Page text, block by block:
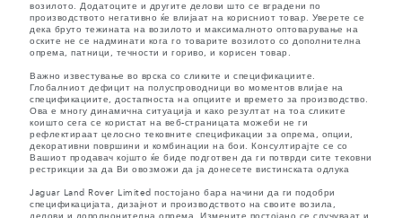
возилото. Додатоците и другите делови што се вградени по
производството негативно ќе влијаат на корисниот товар. Уверете се
дека бруто тежината на возилото и максималното оптоварување на
оските не се надминати кога го товарите возилото со дополнителна
опрема, патници, течности и гориво, и корисен товар.
Важно известување во врска со сликите и спецификациите.
Глобалниот дефицит на полуспроводници во моментов влијае на
спецификациите, достапноста на опциите и времето за производство.
Ова е многу динамична ситуација и како резултат на тоа сликите
коишто сега се користат на веб-страницата можеби не ги
рефлектираат целосно тековните спецификации за опрема, опции,
декоративни површини и комбинации на бои. Консултирајте се со
Вашиот продавач којшто ќе биде подготвен да ги потврди сите тековни
рестрикции за да Ви овозможи да ја донесете вистинската одлука
Jaguar Land Rover Limited постојано бара начини да ги подобри
спецификацијата, дизајнот и производството на своите возила,
делови и дополнонителна опрема. Измените постојано се случуваат и